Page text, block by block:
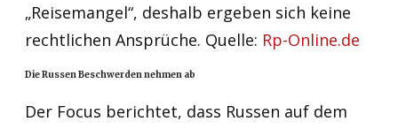
„Reisemangel“, deshalb ergeben sich keine
rechtlichen Ansprüche. Quelle: Rp-Online.de
Die Russen Beschwerden nehmen ab
Der Focus berichtet, dass Russen auf dem